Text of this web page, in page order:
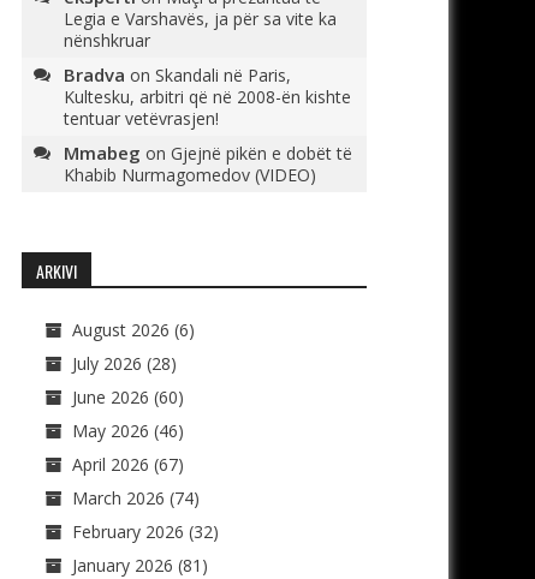
Legia e Varshavës, ja për sa vite ka
nënshkruar
Bradva on Skandali në Paris,
Kultesku, arbitri që në 2008-ën kishte
tentuar vetëvrasjen!
Mmabeg on Gjejnë pikën e dobët të
Khabib Nurmagomedov (VIDEO)
ARKIVI
August 2026 (6)
July 2026 (28)
June 2026 (60)
May 2026 (46)
April 2026 (67)
March 2026 (74)
February 2026 (32)
January 2026 (81)